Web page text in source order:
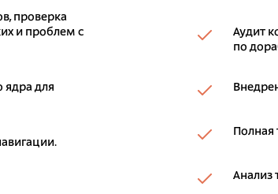
проверка
и проблем с
ядра для
Аудит
по
Полная
Анализ